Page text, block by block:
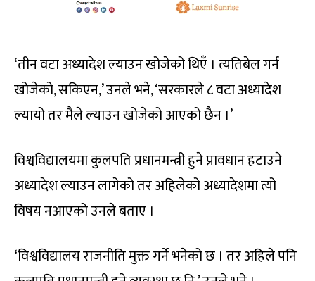
‘तीन वटा अध्यादेश ल्याउन खोजेको थिएँ । त्यतिबेल गर्न
खोजेको, सकिएन,’ उनले भने, ‘सरकारले ८ वटा अध्यादेश
ल्यायो तर मैले ल्याउन खोजेको आएको छैन ।’
विश्वविद्यालयमा कुलपति प्रधानमन्त्री हुने प्रावधान हटाउने
अध्यादेश ल्याउन लागेको तर अहिलेको अध्यादेशमा त्यो
विषय नआएको उनले बताए ।
‘विश्वविद्यालय राजनीति मुक्त गर्ने भनेको छ । तर अहिले पनि